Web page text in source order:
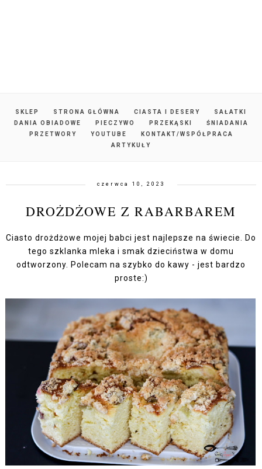
SKLEP STRONA GŁÓWNA CIASTA I DESERY
SAŁATKI
DANIA OBIADOWE
PIECZYWO PRZEKĄSKI
ŚNIADANIA
PRZETWORY
YOUTUBE
KONTAKT/WSPÓŁPRACA
ARTYKUŁY
czerwca 10, 2023
DROŻDŻOWE Z RABARBAREM
Ciasto drożdżowe mojej babci jest najlepsze na świecie. Do
tego szklanka mleka i smak dzieciństwa w domu
odtworzony. Polecam na szybko do kawy - jest bardzo
proste:)